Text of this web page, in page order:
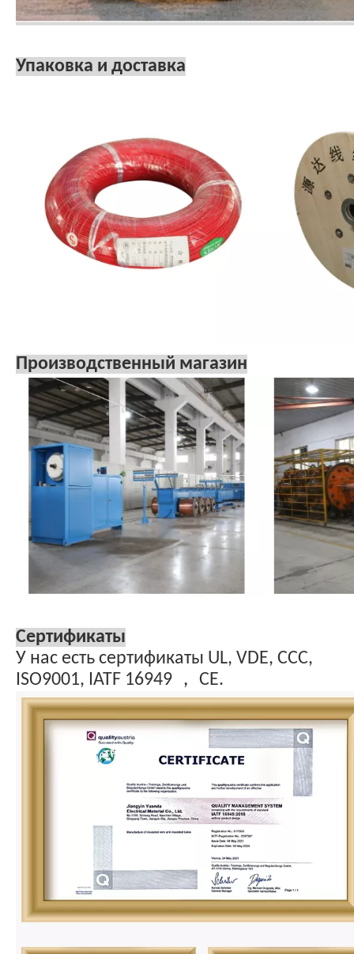
Упаковка и доставка
Производственный магазин
Сертификаты
У нас есть сертификаты UL, VDE, CCC,
ISO9001, IATF 16949 ， CE.